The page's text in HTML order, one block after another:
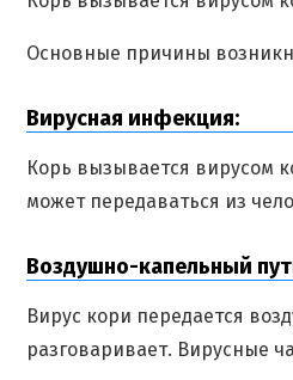
Основные причины
Вирусная инфекция:
Корь вызывается вирусом
может передаваться из
Воздушно-капельный
Вирус кори передается
разговаривает. Вирусные